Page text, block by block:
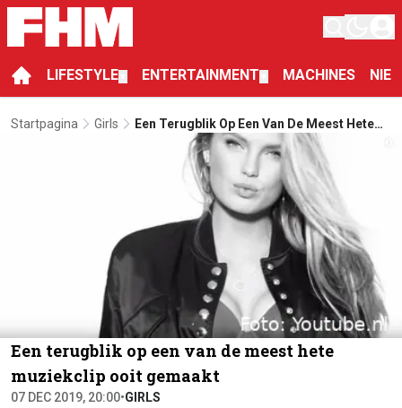
LIFESTYLE ENTERTAINMENT MACHINES
Startpagina Girls
Een Terugblik Op Een Van De Meest Hete
Muziekclip Ooit Gemaakt
Een terugblik op een van de meest hete
muziekclip ooit gemaakt
07 DEC 2019, 20:00•GIRLS